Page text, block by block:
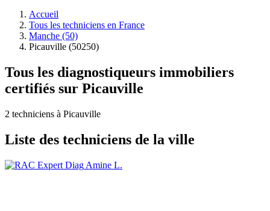
Accueil
Tous les techniciens en France
Manche (50)
Picauville (50250)
Tous les diagnostiqueurs immobiliers
certifiés sur Picauville
2 techniciens à Picauville
Liste des techniciens de la ville
Amine L.